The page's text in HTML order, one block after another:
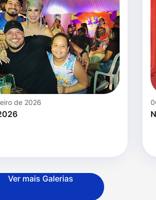
de 2026
Ver mais Galerias